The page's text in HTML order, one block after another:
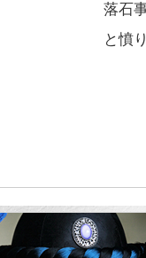
落石
と憤